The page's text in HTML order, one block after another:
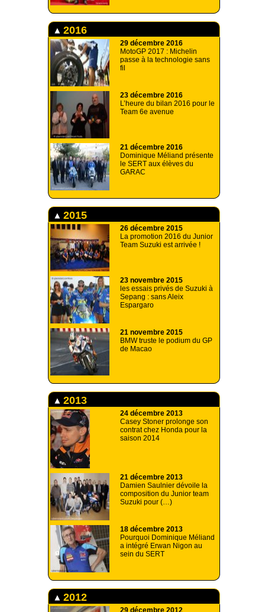
2016
29 décembre 2016
MotoGP 2017 : Michelin
passe à la technologie sans
fil
23 décembre 2016
L’heure du bilan 2016 pour le
Team 6e avenue
21 décembre 2016
Dominique Méliand présente
le SERT aux élèves du
GARAC
2015
26 décembre 2015
La promotion 2016 du Junior
Team Suzuki est arrivée !
23 novembre 2015
les essais privés de Suzuki à
Sepang : sans Aleix
Espargaro
21 novembre 2015
BMW truste le podium du GP
de Macao
2013
24 décembre 2013
Casey Stoner prolonge son
contrat chez Honda pour la
saison 2014
21 décembre 2013
Damien Saulnier dévoile la
composition du Junior team
Suzuki pour (…)
18 décembre 2013
Pourquoi Dominique Méliand
a intégré Erwan Nigon au
sein du SERT
2012
29 décembre 2012